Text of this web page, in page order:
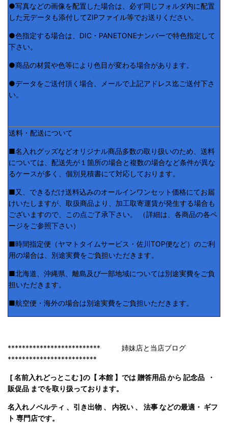
●写真などの画像を配置した場合は、必ず同じフォルダ内に配置
した元データも添付してZIPファイル等でお送りください。
●色指定する場合は、DIC・PANETONEナンバーで特色指定して
下さい。
●商品の材質や色等により色目が変わる場合があります。
●データをご送付頂く場合、メールで上記アドレス迄ご送付下さ
い。
送料・配送について
■名入れグッズなどオリジナル商品多数の取り扱いのため、送料
については、配送先が１箇所の場合と複数の場合など条件が異な
るケースが多く、個別見積書にて対応しております。
■又、できるだけ送料込みのオールインワンセット価格にてお届
けいたしますが、取扱商品より、加工取寄運賃が発生する場合も
ございますので、この点ご了承下さい。 （詳細は、各商品の各ペ
ージをご参照下さい）
■時間指定便（ヤマトタイムサービス・佐川TOP便など）のご利
用の場合は、別途実費をご負担いただきます。
■北海道、沖縄県、離島及び一部地域については別途実費をご負
担いただきます。
■航空便・海外の場合は別途実費をご負担いただきます。
************************** 姉妹店と当店ブログ
*************************
[ 名前入れどっとこむ ]の【 本館 】では 贈答用品 から 記念品 ・
販促品 までを取り扱っております。
名入れノベルティ 、引き出物 、 内祝い 、 法事 などの最適・ ギフ
ト 専門店です。